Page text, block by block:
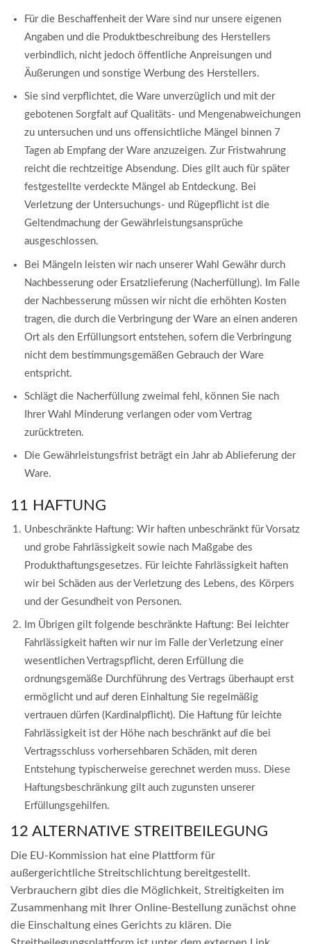
Für die Beschaffenheit der Ware sind nur unsere eigenen
Angaben und die Produktbeschreibung des Herstellers
verbindlich, nicht jedoch öffentliche Anpreisungen und
Äußerungen und sonstige Werbung des Herstellers.
Sie sind verpflichtet, die Ware unverzüglich und mit der
gebotenen Sorgfalt auf Qualitäts- und Mengenabweichungen
zu untersuchen und uns offensichtliche Mängel binnen 7
Tagen ab Empfang der Ware anzuzeigen. Zur Fristwahrung
reicht die rechtzeitige Absendung. Dies gilt auch für später
festgestellte verdeckte Mängel ab Entdeckung. Bei
Verletzung der Untersuchungs- und Rügepflicht ist die
Geltendmachung der Gewährleistungsansprüche
ausgeschlossen.
Bei Mängeln leisten wir nach unserer Wahl Gewähr durch
Nachbesserung oder Ersatzlieferung (Nacherfüllung). Im Falle
der Nachbesserung müssen wir nicht die erhöhten Kosten
tragen, die durch die Verbringung der Ware an einen anderen
Ort als den Erfüllungsort entstehen, sofern die Verbringung
nicht dem bestimmungsgemäßen Gebrauch der Ware
entspricht.
Schlägt die Nacherfüllung zweimal fehl, können Sie nach
Ihrer Wahl Minderung verlangen oder vom Vertrag
zurücktreten.
Die Gewährleistungsfrist beträgt ein Jahr ab Ablieferung der
Ware.
11 HAFTUNG
Unbeschränkte Haftung: Wir haften unbeschränkt für Vorsatz
und grobe Fahrlässigkeit sowie nach Maßgabe des
Produkthaftungsgesetzes. Für leichte Fahrlässigkeit haften
wir bei Schäden aus der Verletzung des Lebens, des Körpers
und der Gesundheit von Personen.
Im Übrigen gilt folgende beschränkte Haftung: Bei leichter
Fahrlässigkeit haften wir nur im Falle der Verletzung einer
wesentlichen Vertragspflicht, deren Erfüllung die
ordnungsgemäße Durchführung des Vertrags überhaupt erst
ermöglicht und auf deren Einhaltung Sie regelmäßig
vertrauen dürfen (Kardinalpflicht). Die Haftung für leichte
Fahrlässigkeit ist der Höhe nach beschränkt auf die bei
Vertragsschluss vorhersehbaren Schäden, mit deren
Entstehung typischerweise gerechnet werden muss. Diese
Haftungsbeschränkung gilt auch zugunsten unserer
Erfüllungsgehilfen.
12 ALTERNATIVE STREITBEILEGUNG
Die EU-Kommission hat eine Plattform für
außergerichtliche Streitschlichtung bereitgestellt.
Verbrauchern gibt dies die Möglichkeit, Streitigkeiten im
Zusammenhang mit Ihrer Online-Bestellung zunächst ohne
die Einschaltung eines Gerichts zu klären. Die